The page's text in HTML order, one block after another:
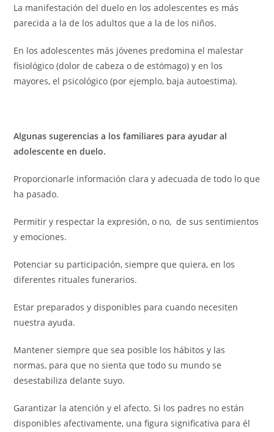
La manifestación del duelo en los adolescentes es más
parecida a la de los adultos que a la de los niños.
En los adolescentes más jóvenes predomina el malestar
fisiológico (dolor de cabeza o de estómago) y en los
mayores, el psicológico (por ejemplo, baja autoestima).
Algunas sugerencias a los familiares para ayudar al
adolescente en duelo.
Proporcionarle información clara y adecuada de todo lo que
ha pasado.
Permitir y respectar la expresión, o no, de sus sentimientos
y emociones.
Potenciar su participación, siempre que quiera, en los
diferentes rituales funerarios.
Estar preparados y disponibles para cuando necesiten
nuestra ayuda.
Mantener siempre que sea posible los hábitos y las
normas, para que no sienta que todo su mundo se
desestabiliza delante suyo.
Garantizar la atención y el afecto. Si los padres no están
disponibles afectivamente, una figura significativa para él